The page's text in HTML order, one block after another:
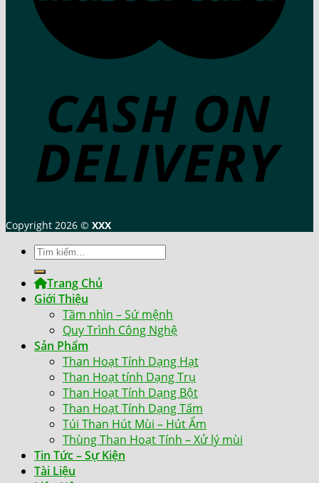
Copyright 2026 © XXX
Tìm
kiếm:
Trang Chủ
Giới Thiệu
Tầm nhìn – Sứ mệnh
Quy Trình Công Nghệ
Sản Phẩm
Than Hoạt Tính Dạng Hạt
Than Hoạt tính Dạng Trụ
Than Hoạt Tính Dạng Bột
Than Hoạt Tính Dạng Tấm
Túi Than Hút Mùi – Hút Ẩm
Thùng Than Hoạt Tính – Xử lý mùi
Tin Tức – Sự Kiện
Tài Liệu